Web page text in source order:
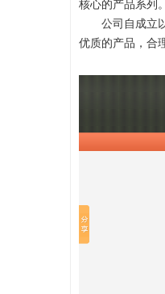
核心的产品系列。
公司自成立
优质的产品，合